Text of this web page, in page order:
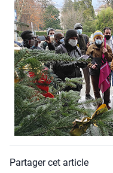
Partager cet article